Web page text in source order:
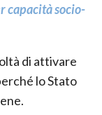
capacità socio-
di attivare
lo Stato